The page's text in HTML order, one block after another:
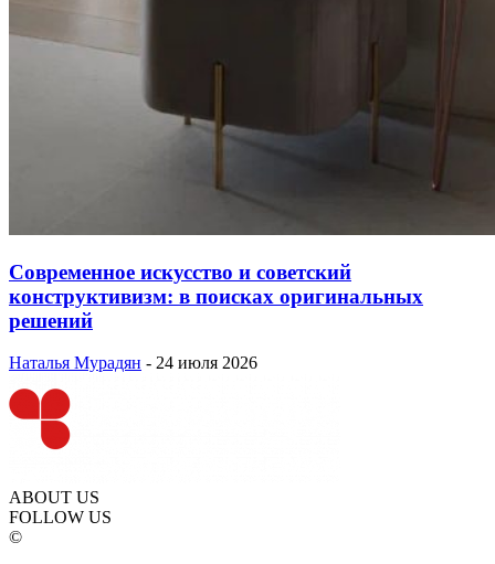
Современное искусство и советский
конструктивизм: в поисках оригинальных
решений
Наталья Мурадян - 24 июля 2026
ABOUT US
FOLLOW US
©